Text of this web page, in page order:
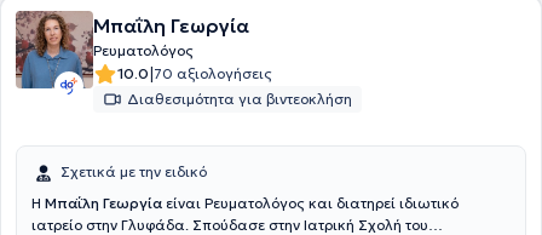
Μπαΐλη Γεωργία
Ρευματολόγος
10.0|70 αξιολογήσεις
Διαθεσιμότητα για βιντεοκλήση
Σχετικά με την ειδικό
Η Μπαΐλη Γεωργία είναι Ρευματολόγος και διατηρεί ιδιωτικό
ιατρείο στην Γλυφάδα. Σπούδασε στην Ιατρική Σχολή του